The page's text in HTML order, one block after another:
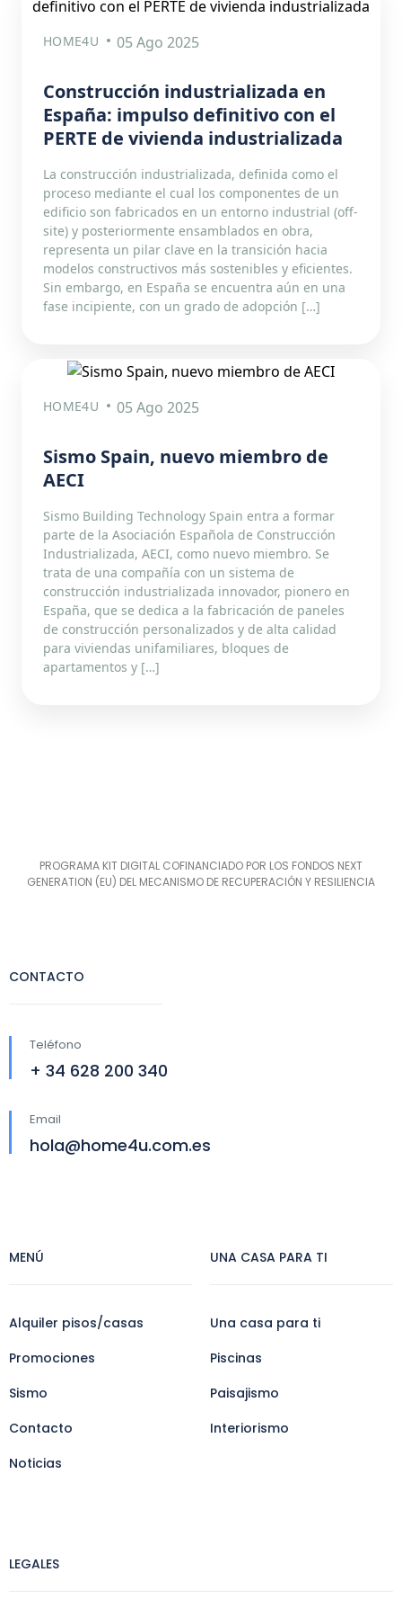
HOME4U 05 Ago 2025
Construcción industrializada en
España: impulso definitivo con el
PERTE de vivienda industrializada
La construcción industrializada, definida como el
proceso mediante el cual los componentes de un
edificio son fabricados en un entorno industrial (off-
site) y posteriormente ensamblados en obra,
representa un pilar clave en la transición hacia
modelos constructivos más sostenibles y eficientes.
Sin embargo, en España se encuentra aún en una
fase incipiente, con un grado de adopción […]
HOME4U 05 Ago 2025
Sismo Spain, nuevo miembro de
AECI
Sismo Building Technology Spain entra a formar
parte de la Asociación Española de Construcción
Industrializada, AECI, como nuevo miembro. Se
trata de una compañía con un sistema de
construcción industrializada innovador, pionero en
España, que se dedica a la fabricación de paneles
de construcción personalizados y de alta calidad
para viviendas unifamiliares, bloques de
apartamentos y […]
PROGRAMA KIT DIGITAL COFINANCIADO POR LOS FONDOS NEXT
GENERATION (EU) DEL MECANISMO DE RECUPERACIÓN Y RESILIENCIA
CONTACTO
Teléfono
+ 34 628 200 340
Email
hola@home4u.com.es
MENÚ
Alquiler pisos/casas
Promociones
Sismo
Contacto
Noticias
UNA CASA PARA TI
Una casa para ti
Piscinas
Paisajismo
Interiorismo
LEGALES